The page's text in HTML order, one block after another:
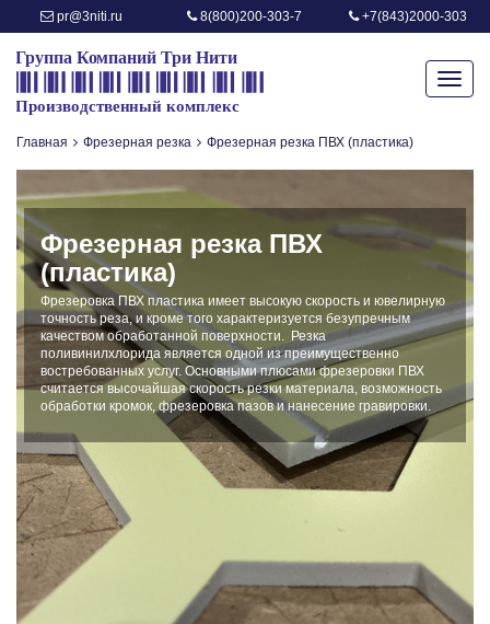
pr@3niti.ru 8(800)200-303-7 +7(843)2000-303
Главная Фрезерная резка Фрезерная резка ПВХ (пластика)
Фрезерная резка ПВХ
(пластика)
Фрезеровка ПВХ пластика имеет высокую скорость и ювелирную
точность реза, и кроме того характеризуется безупречным
качеством обработанной поверхности. Резка
поливинилхлорида является одной из преимущественно
востребованных услуг. Основными плюсами фрезеровки ПВХ
считается высочайшая скорость резки материала, возможность
обработки кромок, фрезеровка пазов и нанесение гравировки.